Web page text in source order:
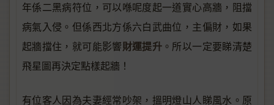
年係二黑病符位，可以喺呢度起一道實心高牆，阻擋
病氣入侵。但係西北方係六白武曲位，主偏財，如果
起牆擋住，就可能影響財運提升 。所以一定要睇清楚
飛星圖再決定點樣起牆！
有位客人因為夫妻經常吵架，搵明燈山人睇風水。原